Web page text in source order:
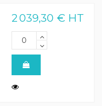
2 039,30 € HT